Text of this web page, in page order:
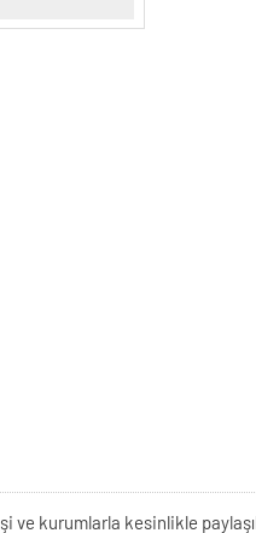
ve kurumlarla kesinlikle